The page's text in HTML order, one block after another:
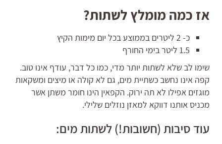
אז כמה מומלץ לשתות?
כ- 2 ליטרים בממוצע בכל יום מימות הקיץ
1.5 ליטר בימי החורף
שימו לב שלא לשתות יותר מדי, כמו כל דבר, עודף אינו טוב.
קפה אינו נחשב כשתיית מים, גם לא קולה או מיצים ומשקאות
מוגזים אפילו לא תה ירוק. הקפאין הינו חומר משתן אשר
מכניס אותנו דווקא למאזן נוזלים שלילי.
עוד סיבות (חשובות!) לשתות מים: